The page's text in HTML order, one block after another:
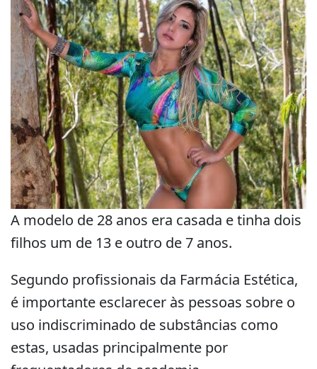
A modelo de 28 anos era casada e tinha dois
filhos um de 13 e outro de 7 anos.
Segundo profissionais da Farmácia Estética,
é importante esclarecer às pessoas sobre o
uso indiscriminado de substâncias como
estas, usadas principalmente por